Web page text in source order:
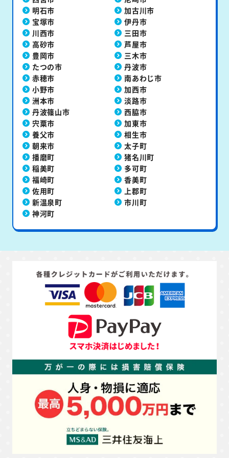
明石市
加古川市
宝塚市
伊丹市
川西市
三田市
高砂市
芦屋市
豊岡市
三木市
たつの市
丹波市
赤穂市
南あわじ市
小野市
加西市
洲本市
淡路市
丹波篠山市
西脇市
宍粟市
加東市
養父市
相生市
朝来市
太子町
播磨町
猪名川町
稲美町
多可町
福崎町
香美町
佐用町
上郡町
新温泉町
市川町
神河町